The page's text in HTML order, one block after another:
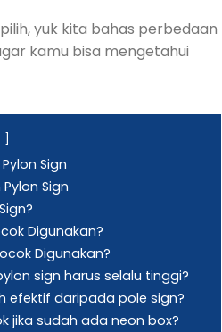
yuk kita bahas perbedaan
kamu bisa mengetahui
Sign
Sign
Digunakan?
Digunakan?
sign harus selalu tinggi?
efektif daripada pole sign?
jika sudah ada neon box?